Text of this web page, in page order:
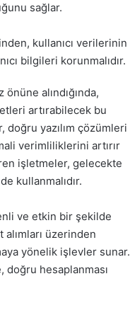
sağlar.
kullanıcı verilerinin
bilgileri korunmalıdır.
alındığında,
artırabilecek bu
yazılım çözümleri
verimliliklerini artırır
işletmeler, gelecekte
kullanmalıdır.
ve etkin bir şekilde
üzerinden
yönelik işlevler sunar.
hesaplanması